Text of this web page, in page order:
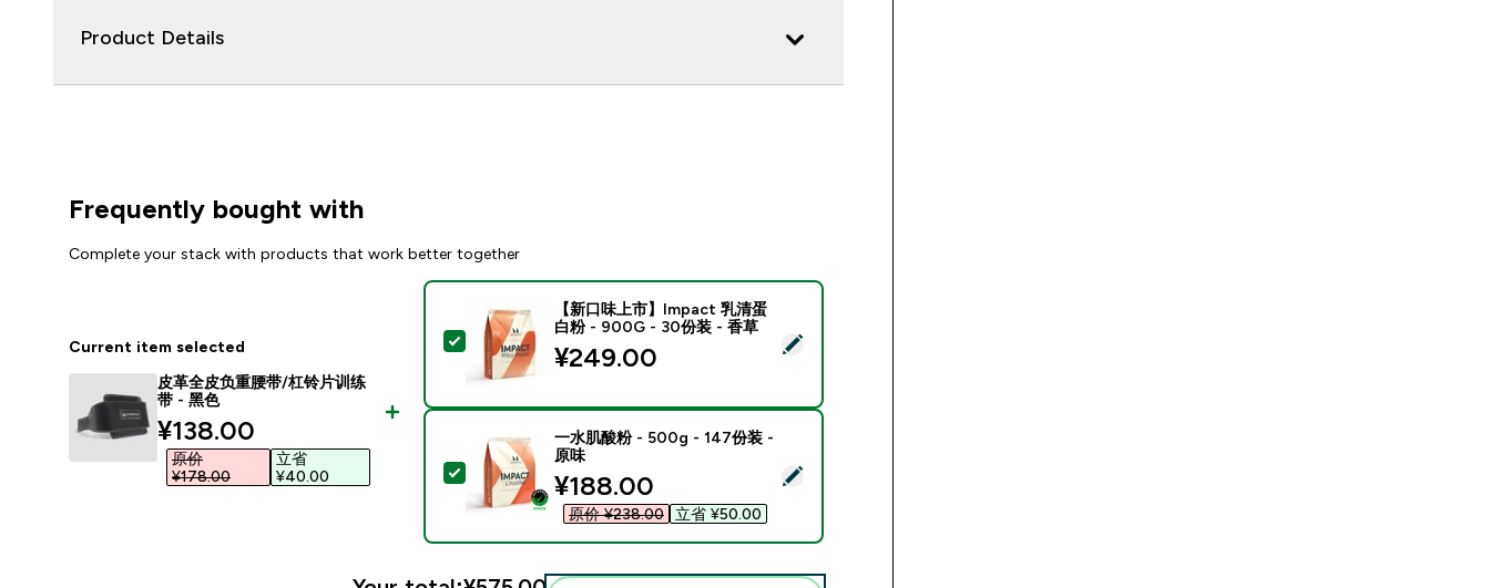
Product Details
Frequently bought with
Complete your stack with products that work better together
Current item selected
皮革全皮负重腰带/杠铃片训练
带 - 黑色
discounted price
¥138.00‎
原价
¥178.00‎
立省
¥40.00‎
Select this product - 【新口味上市】Impact 乳清蛋白粉 - 900G - 30份装 - 香草
【新口味上市】Impact 乳清蛋
白粉 - 900G - 30份装 - 香草
¥249.00‎
Select this product - 一水肌酸粉 - 500g - 147份装 - 原味
一水肌酸粉 - 500g - 147份装 -
原味
discounted price
¥188.00‎
原价 ¥238.00‎ 立省 ¥50.00‎